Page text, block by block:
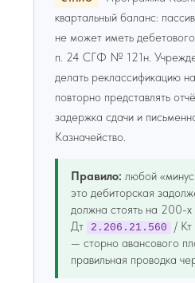
квартальный баланс:
не может иметь
п. 24 СГФ № 121н.
делать реклассификацию на
повторно представлять
задержка сдачи и
Казначейство.
Правило: любой
это дебиторская
должна стоять на 200-х
Дт
2.206.21.560 / Кт
— сторно авансового
правильная проводка